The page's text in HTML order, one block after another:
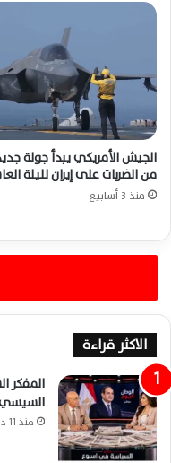
الجيش الأمريكي يبدأ جولة
من الضربات على إيران لليلة
منذ 3 أسابيع
الاكثر قراءة
المفكر
السيسي
منذ 11 دقيقة